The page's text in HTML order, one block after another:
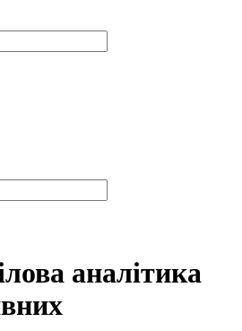
аналітика